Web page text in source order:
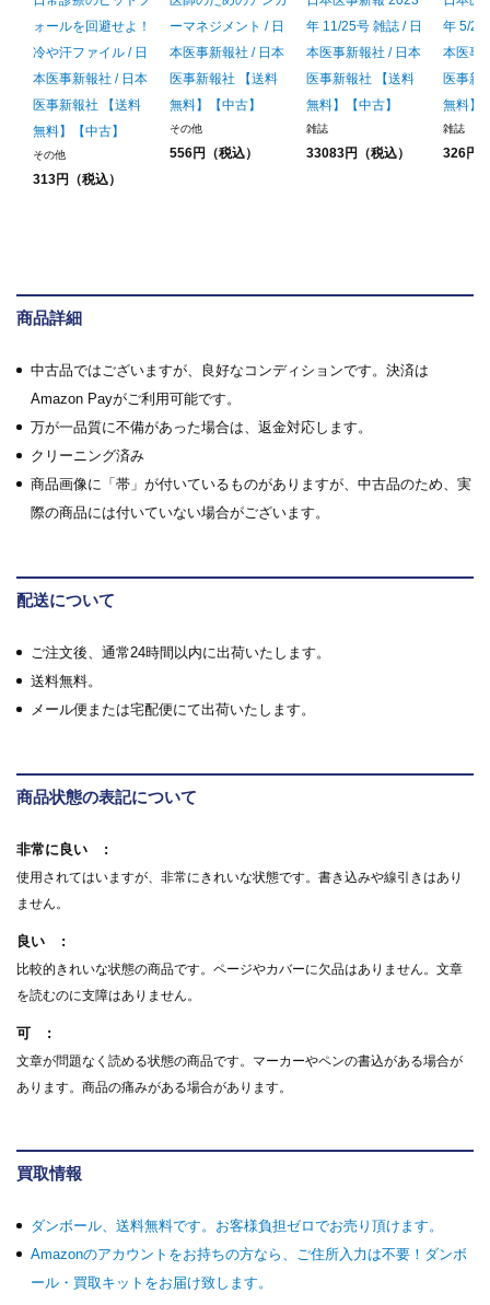
ォールを回避せよ！
冷や汗ファイル / 日
本医事新報社 / 日本
医事新報社 【送料
無料】【中古】
その他
313円（税込）
ーマネジメント / 日
本医事新報社 / 日本
医事新報社 【送料
無料】【中古】
その他
556円（税込）
年 11/25号 雑誌 / 日
本医事新報社 / 日本
医事新報社 【送料
無料】【中古】
雑誌
33083円（税込）
年 5/20
本医事
医事新
無料】
雑誌
326円
商品詳細
中古品ではございますが、良好なコンディションです。決済は
Amazon Payがご利用可能です。
万が一品質に不備があった場合は、返金対応します。
クリーニング済み
商品画像に「帯」が付いているものがありますが、中古品のため、実
際の商品には付いていない場合がございます。
配送について
ご注文後、通常24時間以内に出荷いたします。
送料無料。
メール便または宅配便にて出荷いたします。
商品状態の表記について
非常に良い
使用されてはいますが、非常にきれいな状態です。書き込みや線引きはあり
ません。
良い
比較的きれいな状態の商品です。ページやカバーに欠品はありません。文章
を読むのに支障はありません。
可
文章が問題なく読める状態の商品です。マーカーやペンの書込がある場合が
あります。商品の痛みがある場合があります。
買取情報
ダンボール、送料無料です。お客様負担ゼロでお売り頂けます。
Amazonのアカウントをお持ちの方なら、ご住所入力は不要！ダンボ
ール・買取キットをお届け致します。